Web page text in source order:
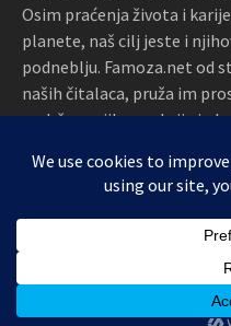
Osim praćenja života i
planete, naš cilj jeste i
podneblju. Famoza.net od
naših čitalaca, pruža im
podržava njihove akcije i